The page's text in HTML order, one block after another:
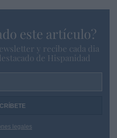
este artículo?
y recibe cada dia
de Hispanidad
legales